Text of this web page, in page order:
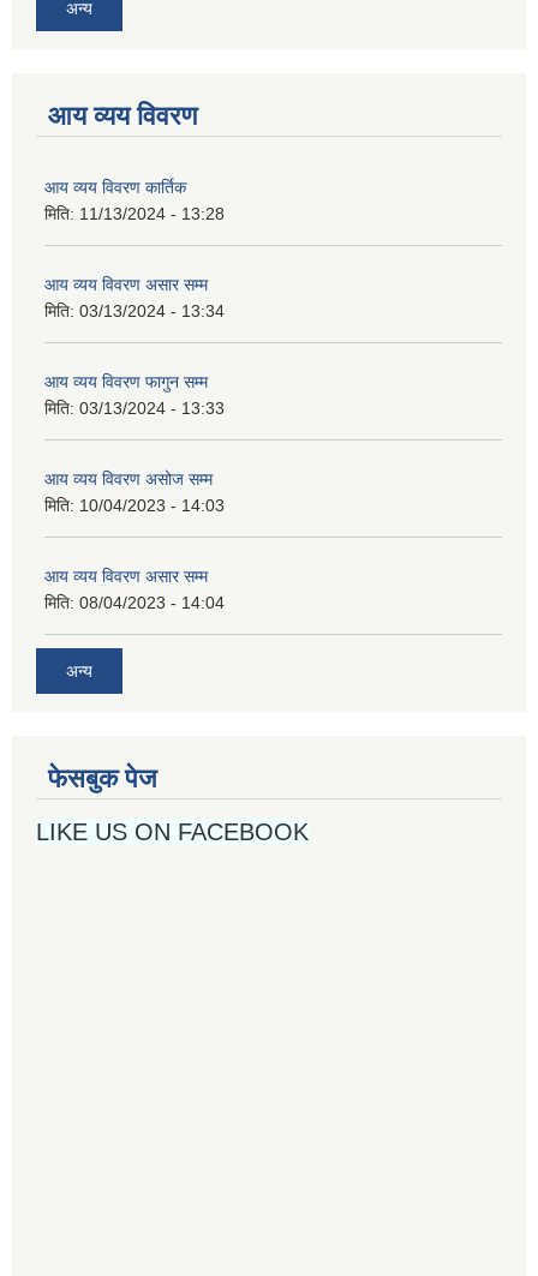
अन्य
आय व्यय विवरण
आय व्यय विवरण कार्तिक
मिति: 11/13/2024 - 13:28
आय व्यय विवरण असार सम्म
मिति: 03/13/2024 - 13:34
आय व्यय विवरण फागुन सम्म
मिति: 03/13/2024 - 13:33
आय व्यय विवरण असोज सम्म
मिति: 10/04/2023 - 14:03
आय व्यय विवरण असार सम्म
मिति: 08/04/2023 - 14:04
अन्य
फेसबुक पेज
LIKE US ON FACEBOOK